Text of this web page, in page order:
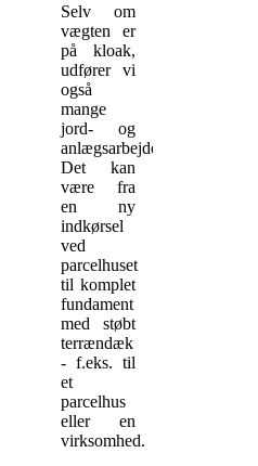
Selv om
vægten er
på kloak,
udfører vi
også
mange
jord- og
anlægsarbejder.
Det kan
være fra
en ny
indkørsel
ved
parcelhuset
til komplet
fundament
med støbt
terrændæk
- f.eks. til
et
parcelhus
eller en
virksomhed.